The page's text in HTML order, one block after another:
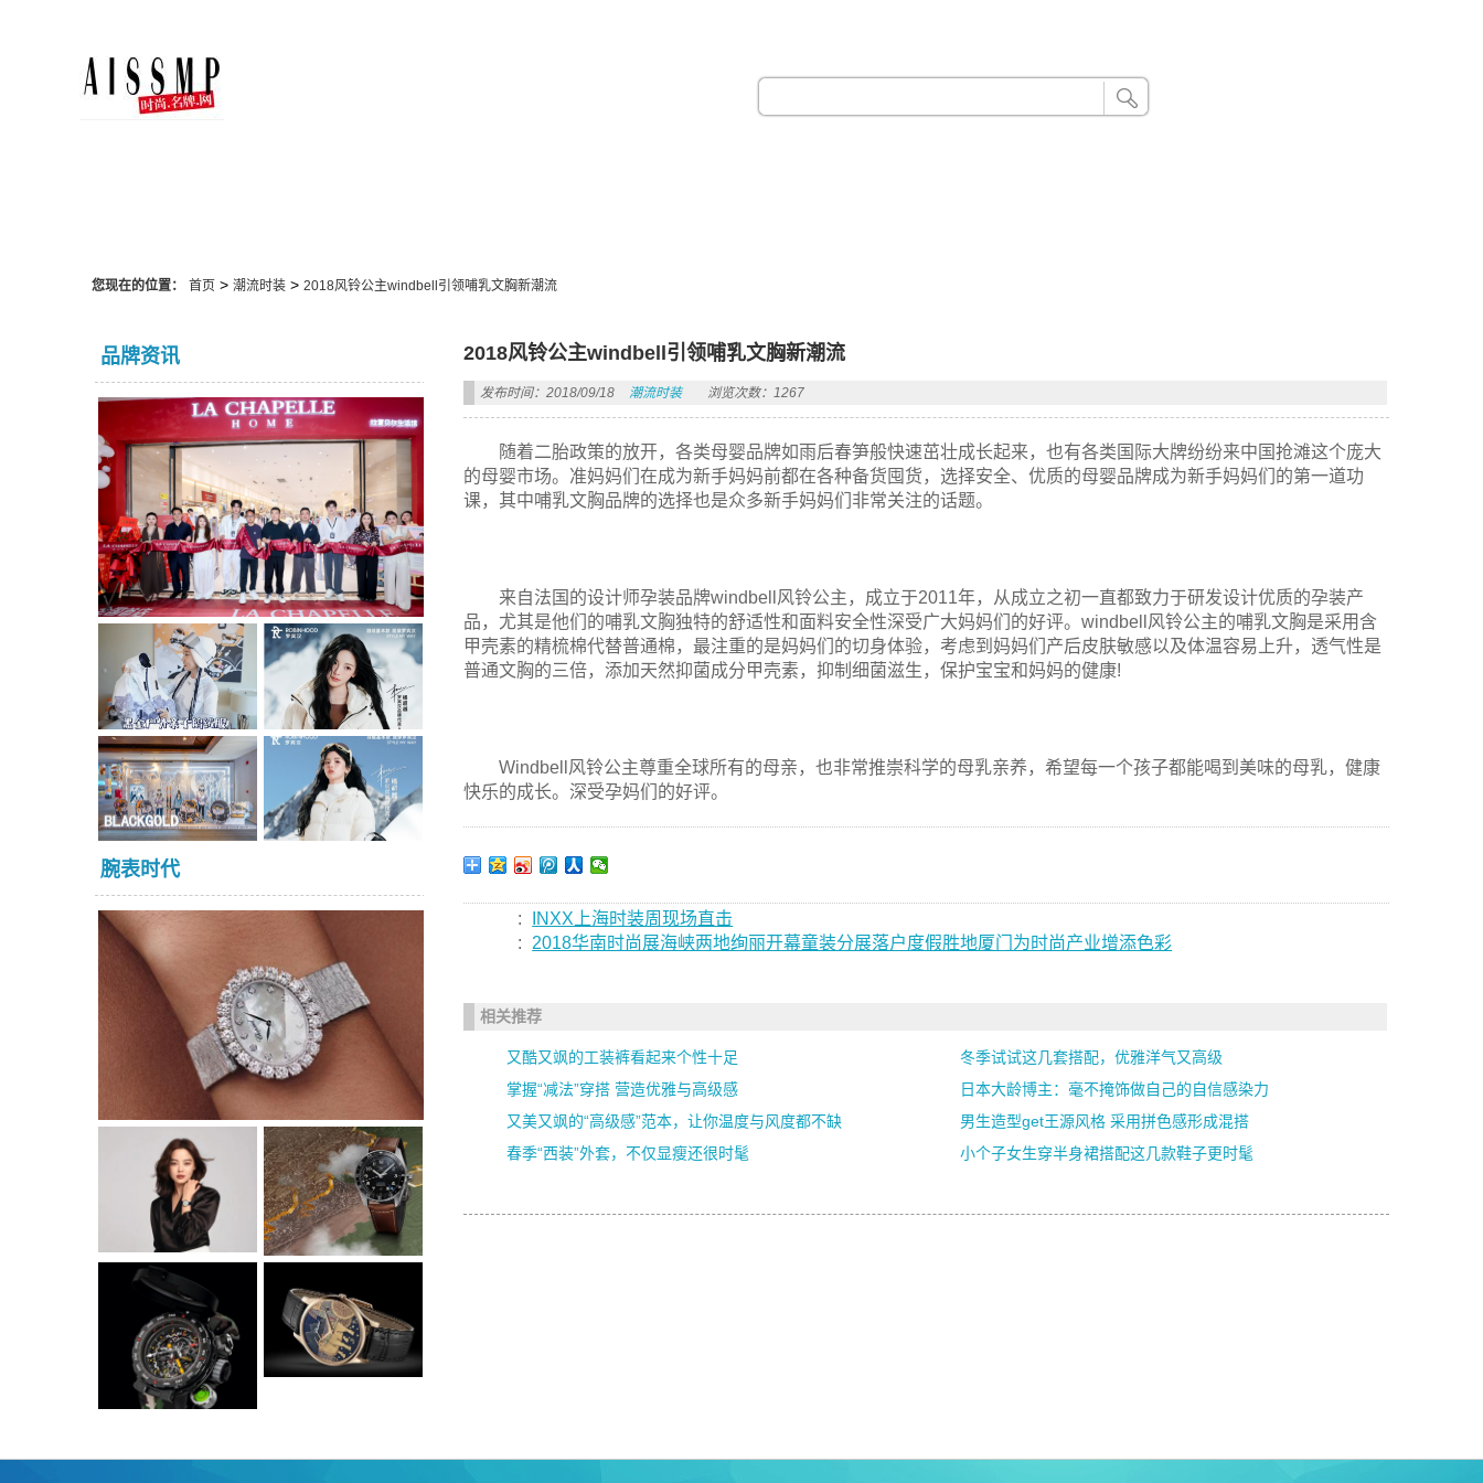
您现在的位置： 首页> 潮流时装> 2018风铃公主windbell引领哺乳文胸新潮流
品牌资讯
腕表时代
2018风铃公主windbell引领哺乳文胸新潮流
发布时间：2018/09/18 潮流时装 浏览次数：1267
随着二胎政策的放开，各类母婴品牌如雨后春笋般快速茁壮成长起来，也有各类国际大牌纷纷来中国抢滩这个庞大
的母婴市场。准妈妈们在成为新手妈妈前都在各种备货囤货，选择安全、优质的母婴品牌成为新手妈妈们的第一道功
课，其中哺乳文胸品牌的选择也是众多新手妈妈们非常关注的话题。
来自法国的设计师孕装品牌windbell风铃公主，成立于2011年，从成立之初一直都致力于研发设计优质的孕装产
品，尤其是他们的哺乳文胸独特的舒适性和面料安全性深受广大妈妈们的好评。windbell风铃公主的哺乳文胸是采用含
甲壳素的精梳棉代替普通棉，最注重的是妈妈们的切身体验，考虑到妈妈们产后皮肤敏感以及体温容易上升，透气性是
普通文胸的三倍，添加天然抑菌成分甲壳素，抑制细菌滋生，保护宝宝和妈妈的健康!
Windbell风铃公主尊重全球所有的母亲，也非常推崇科学的母乳亲养，希望每一个孩子都能喝到美味的母乳，健康
快乐的成长。深受孕妈们的好评。
:
INXX上海时装周现场直击
:
2018华南时尚展海峡两地绚丽开幕童装分展落户度假胜地厦门为时尚产业增添色彩
相关推荐
又酷又飒的工装裤看起来个性十足
冬季试试这几套搭配，优雅洋气又高级
掌握“减法”穿搭 营造优雅与高级感
日本大龄博主：毫不掩饰做自己的自信感染力
又美又飒的“高级感”范本，让你温度与风度都不缺
男生造型get王源风格 采用拼色感形成混搭
春季“西装”外套，不仅显瘦还很时髦
小个子女生穿半身裙搭配这几款鞋子更时髦